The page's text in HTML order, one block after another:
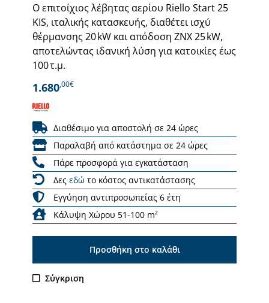
Ο επιτοίχιος λέβητας αερίου Riello Start 25
KIS, ιταλικής κατασκευής, διαθέτει ισχύ
θέρμανσης 20 kW και απόδοση ZNX 25 kW,
αποτελώντας ιδανική λύση για κατοικίες έως
100 τ.μ.
1.680,00€
Διαθέσιμο για αποστολή σε 24 ώρες
Παραλαβή από κατάστημα σε 24 ώρες
Πάρε προσφορά για εγκατάσταση
Δες εδώ το κόστος αντικατάστασης
Εγγύηση αντιπροσωπείας 6 έτη
Κάλυψη Χώρου 51-100 m²
Προσθήκη στο καλάθι
Σύγκριση